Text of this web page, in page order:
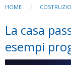
HOME
La casa
esempi